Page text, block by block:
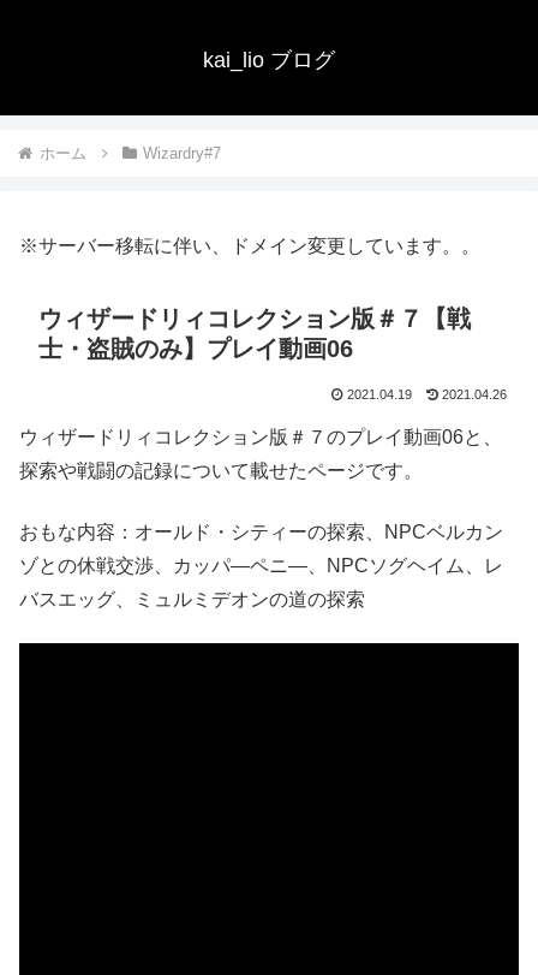
kai_lio ブログ
ホーム Wizardry#7
※サーバー移転に伴い、ドメイン変更しています。。
ウィザードリィコレクション版＃７【戦
士・盗賊のみ】プレイ動画06
2021.04.19 2021.04.26
ウィザードリィコレクション版＃７のプレイ動画06と、
探索や戦闘の記録について載せたページです。
おもな内容：オールド・シティーの探索、NPCベルカン
ゾとの休戦交渉、カッパ―ペニ―、NPCソグヘイム、レ
バスエッグ、ミュルミデオンの道の探索